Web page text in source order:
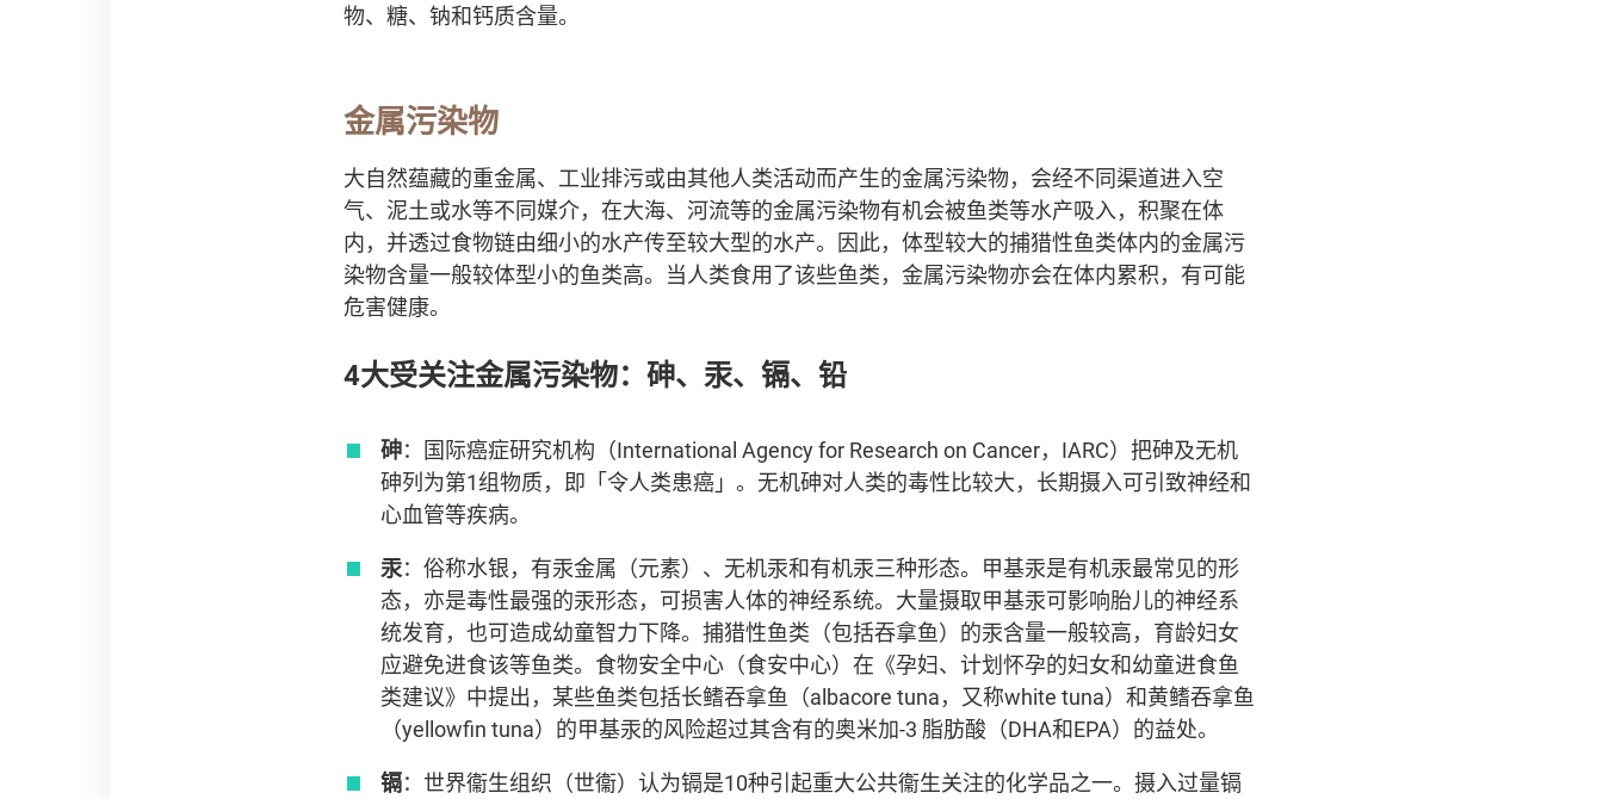
物、糖、钠和钙质含量。
金属污染物
大自然蕴藏的重金属、工业排污或由其他人类活动而产生的金属污染物，会经不同渠道进入空
气、泥土或水等不同媒介，在大海、河流等的金属污染物有机会被鱼类等水产吸入，积聚在体
内，并透过食物链由细小的水产传至较大型的水产。因此，体型较大的捕猎性鱼类体内的金属污
染物含量一般较体型小的鱼类高。当人类食用了该些鱼类，金属污染物亦会在体内累积，有可能
危害健康。
4大受关注金属污染物：砷、汞、镉、铅
砷：国际癌症研究机构（International Agency for Research on Cancer，IARC）把砷及无机
砷列为第1组物质，即「令人类患癌」。无机砷对人类的毒性比较大，长期摄入可引致神经和
心血管等疾病。
汞：俗称水银，有汞金属（元素）、无机汞和有机汞三种形态。甲基汞是有机汞最常见的形
态，亦是毒性最强的汞形态，可损害人体的神经系统。大量摄取甲基汞可影响胎儿的神经系
统发育，也可造成幼童智力下降。捕猎性鱼类（包括吞拿鱼）的汞含量一般较高，育龄妇女
应避免进食该等鱼类。食物安全中心（食安中心）在《孕妇、计划怀孕的妇女和幼童进食鱼
类建议》中提出，某些鱼类包括长鳍吞拿鱼（albacore tuna，又称white tuna）和黄鳍吞拿鱼
（yellowfin tuna）的甲基汞的风险超过其含有的奥米加-3 脂肪酸（DHA和EPA）的益处。
镉：世界衞生组织（世衞）认为镉是10种引起重大公共衞生关注的化学品之一。摄入过量镉